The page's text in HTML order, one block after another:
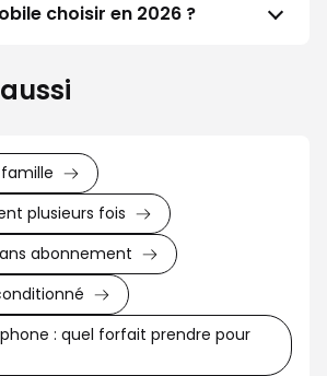
choisir en 2026 ?
plusieurs fois
abonnement
: quel forfait prendre pour